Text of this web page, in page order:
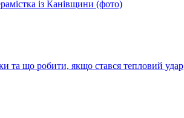
із Канівщини (фото)
та що робити, якщо стався тепловий удар